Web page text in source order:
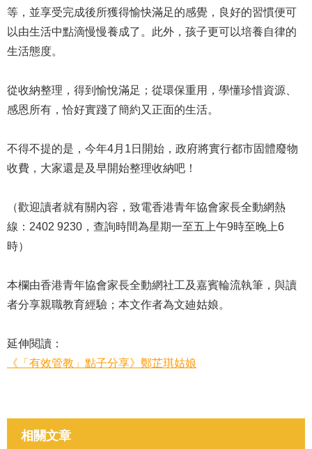
等，並享受完成後所獲得愉快滿足的感覺，良好的習慣便可
以由生活中點滴慢慢養成了。此外，孩子更可以培養自律的
生活態度。
從收納整理，得到愉悅滿足；從環保重用，學懂珍惜資源、
感恩所有，恰好實踐了簡約又正面的生活。
不得不提的是，今年4月1日開始，政府將實行都市固體廢物
收費，大家還是及早開始整理收納吧！
（歡迎讀者就有關內容，致電香港青年協會家長全動網熱
線：2402 9230，查詢時間為星期一至五上午9時至晚上6
時）
本欄由香港青年協會家長全動網社工及嘉賓輪流執筆，與讀
者分享親職教育經驗；本文作者為文廸姑娘。
延伸閱讀：
《「有效管教」點子分享》鄭芷琪姑娘
相關文章
培育子女成材